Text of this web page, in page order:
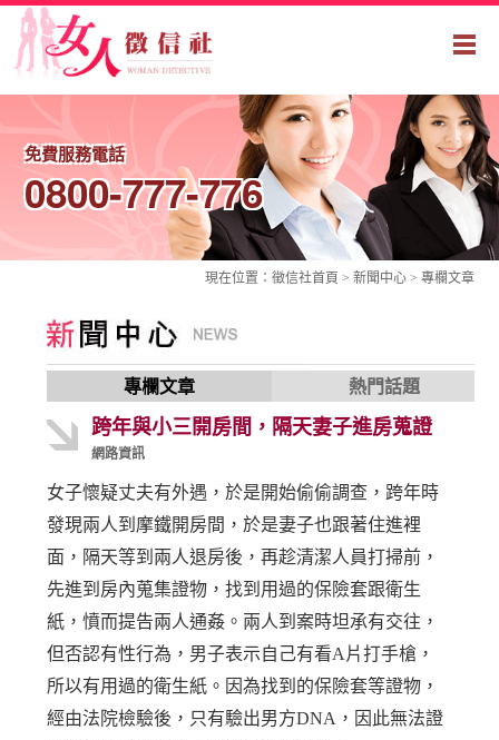
免費服務電話
0800-777-776
現在位置： 徵信社首頁 > 新聞中心 > 專欄文章
專欄文章 熱門話題
跨年與小三開房間，隔天妻子進房蒐證
網路資訊
女子懷疑丈夫有外遇，於是開始偷偷調查，跨年時
發現兩人到摩鐵開房間，於是妻子也跟著住進裡
面，隔天等到兩人退房後，再趁清潔人員打掃前，
先進到房內蒐集證物，找到用過的保險套跟衛生
紙，憤而提告兩人通姦。兩人到案時坦承有交往，
但否認有性行為，男子表示自己有看A片打手槍，
所以有用過的衛生紙。因為找到的保險套等證物，
經由法院檢驗後，只有驗出男方DNA，因此無法證